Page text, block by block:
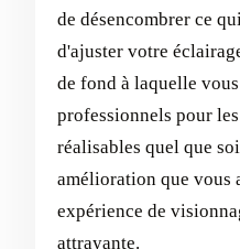
de désencombrer ce
d'ajuster votre
de fond à laquelle
professionnels pour
réalisables quel que
amélioration que vous
expérience de
attrayante.